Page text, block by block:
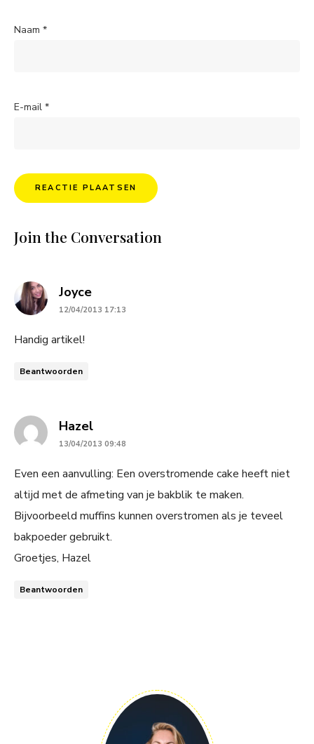
Naam *
E-mail *
Join the Conversation
Joycesays:
12/04/2013 17:13
Handig artikel!
Beantwoorden
Hazelsays:
13/04/2013 09:48
Even een aanvulling: Een overstromende cake heeft niet
altijd met de afmeting van je bakblik te maken.
Bijvoorbeeld muffins kunnen overstromen als je teveel
bakpoeder gebruikt.
Groetjes, Hazel
Beantwoorden